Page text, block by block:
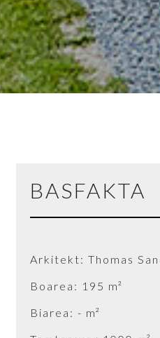
BASFAKTA
Arkitekt: Thomas
Boarea: 195 m²
Biarea: - m²